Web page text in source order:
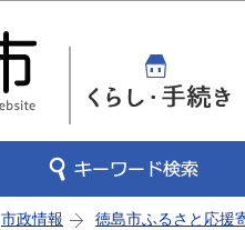
市政情報
徳島市ふるさと応援